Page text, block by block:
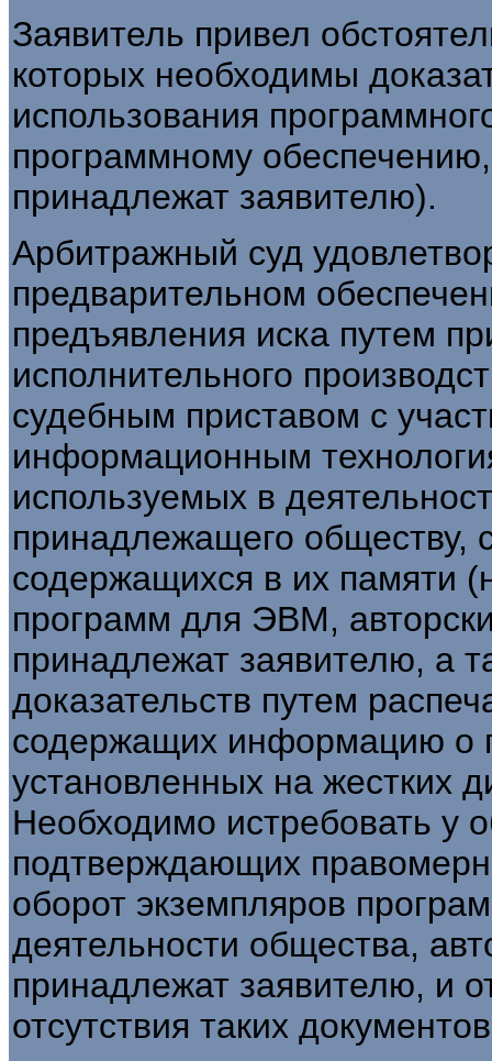
Заявитель привел
которых необходимы
использования
программному
принадлежат заявителю).
Арбитражный суд
предварительном
предъявления иска путем
исполнительного
судебным приставом с
информационным
используемых в
принадлежащего обществу,
содержащихся в их памяти
программ для ЭВМ,
принадлежат заявителю, а
доказательств путем
содержащих информацию о
установленных на жестких
Необходимо истребовать у
подтверждающих
оборот экземпляров
деятельности общества,
принадлежат заявителю, и
отсутствия таких